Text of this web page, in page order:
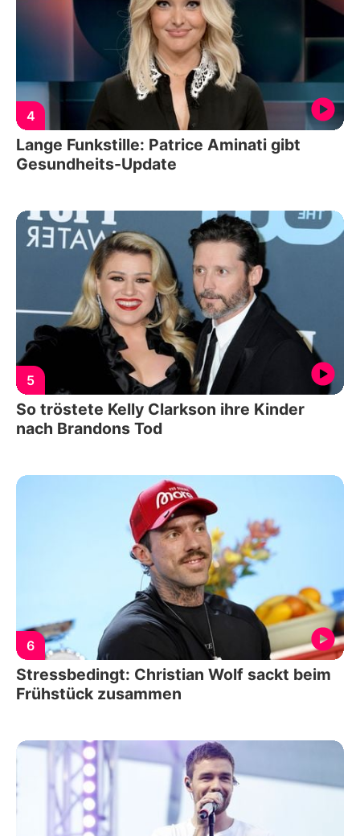
4
Lange Funkstille: Patrice Aminati gibt
Gesundheits-Update
5
So tröstete Kelly Clarkson ihre Kinder
nach Brandons Tod
6
Stressbedingt: Christian Wolf sackt beim
Frühstück zusammen